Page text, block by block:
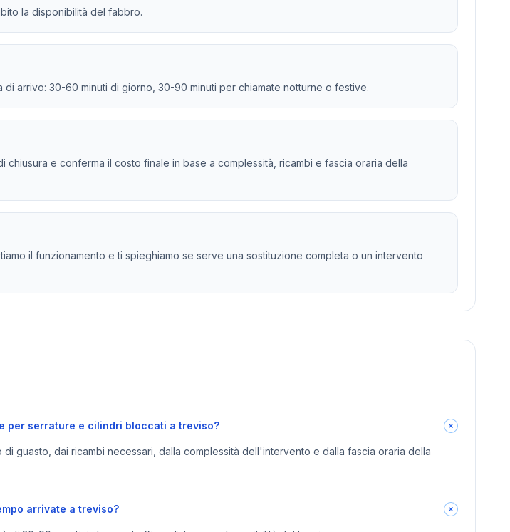
la disponibilità del fabbro.
arrivo: 30-60 minuti di giorno, 30-90 minuti per chiamate notturne o festive.
e conferma il costo finale in base a complessità, ricambi e fascia oraria della
il funzionamento e ti spieghiamo se serve una sostituzione completa o un intervento
per serrature e cilindri bloccati a treviso?
guasto, dai ricambi necessari, dalla complessità dell'intervento e dalla fascia oraria della
arrivate a treviso?